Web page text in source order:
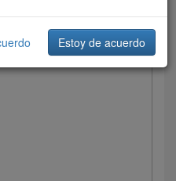
Estoy de acuerdo